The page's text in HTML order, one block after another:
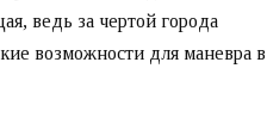
ведь за чертой города
возможности для маневра в